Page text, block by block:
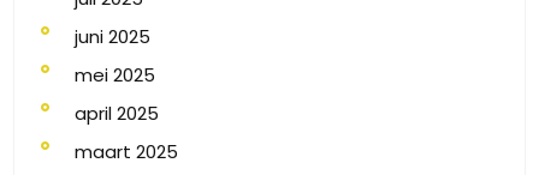
juni 2025
mei 2025
april 2025
maart 2025